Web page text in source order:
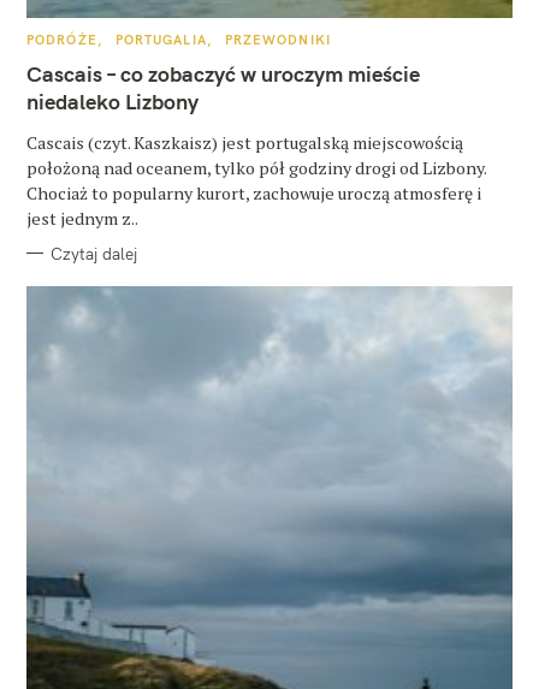
K
T
E
G
O
I
E
PODRÓŻE PORTUGALIA PRZEWODNIKI
Cascais – co zobaczyć w uroczym mieście
niedaleko Lizbony
Cascais (czyt. Kaszkaisz) jest portugalską miejscowością
położoną nad oceanem, tylko pół godziny drogi od Lizbony.
Chociaż to popularny kurort, zachowuje uroczą atmosferę i
jest jednym z..
Czytaj dalej
k
a
j
: